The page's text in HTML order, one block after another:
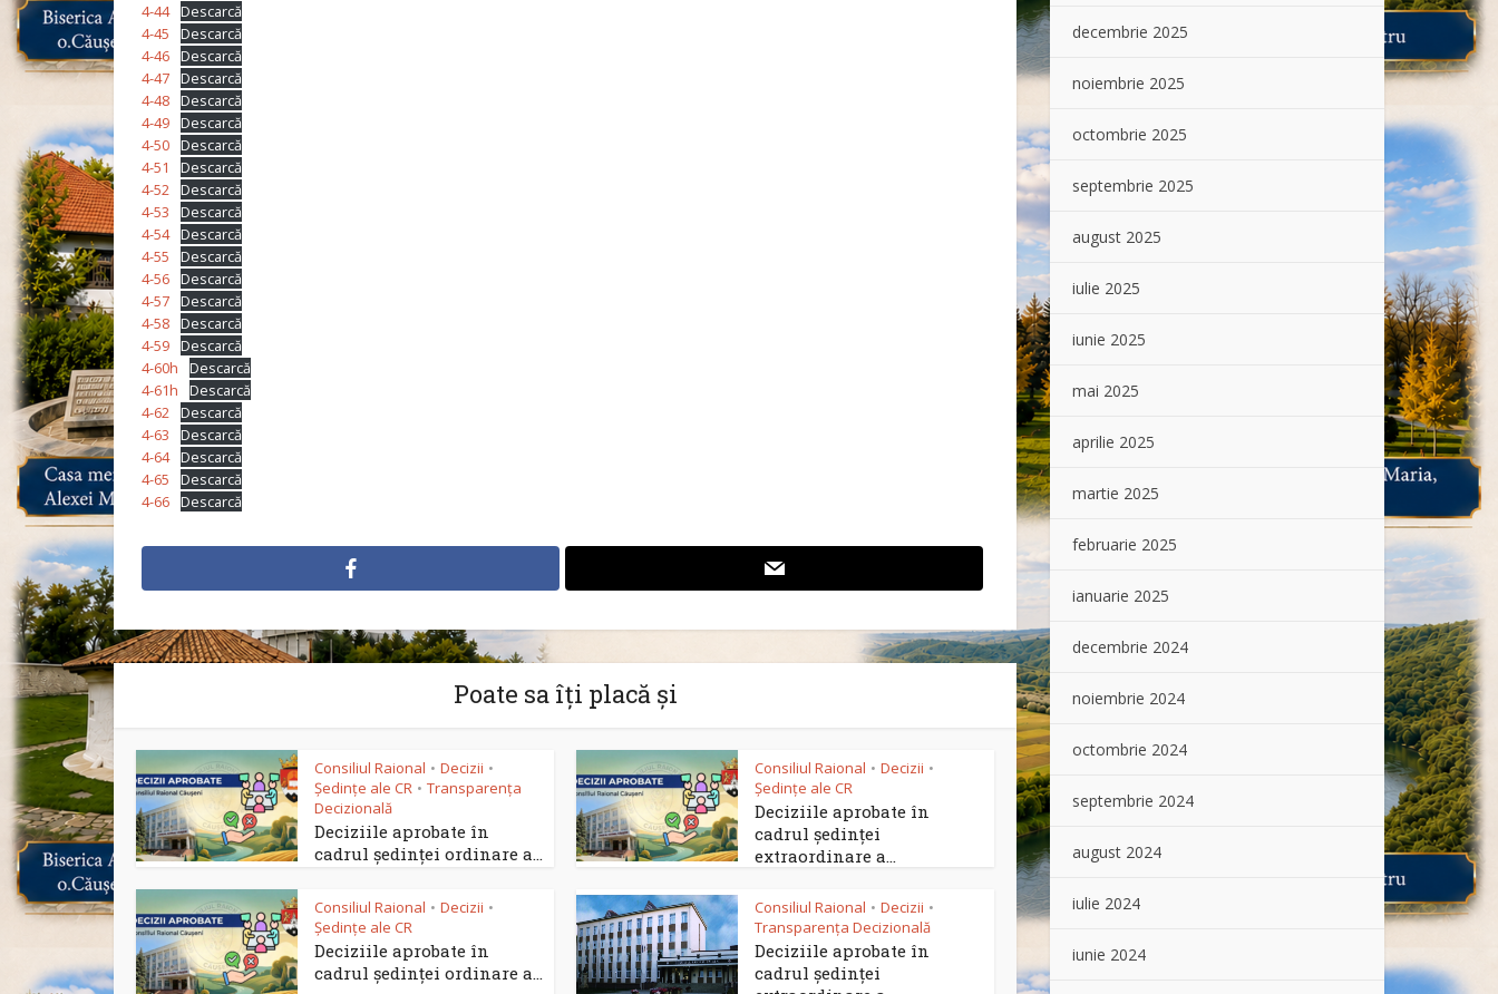
4-44 Descarcă
4-45
Descarcă
4-46 Descarcă
4-47 Descarcă
4-48 Descarcă
4-49 Descarcă
4-50 Descarcă
4-51
Descarcă
4-52 Descarcă
4-53
Descarcă
4-54 Descarcă
4-55
Descarcă
4-56 Descarcă
4-57 Descarcă
4-58 Descarcă
4-59 Descarcă
4-60h
Descarcă
4-61h
Descarcă
4-62 Descarcă
4-63
Descarcă
4-64 Descarcă
4-65
Descarcă
4-66 Descarcă
Poate sa îți placă și
Consiliul Raional • Decizii •
Ședințe ale CR • Transparența
Decizională
Deciziile aprobate în
cadrul ședinței ordinare a...
Consiliul Raional • Decizii •
Ședințe ale CR
Deciziile aprobate în
cadrul ședinței
extraordinare a...
Consiliul Raional • Decizii •
Ședințe ale CR
Deciziile aprobate în
cadrul ședinței ordinare a...
Consiliul Raional • Decizii •
Transparența Decizională
Deciziile aprobate în
cadrul ședinței
decembrie 2025
noiembrie 2025
octombrie 2025
septembrie 2025
august 2025
iulie 2025
iunie 2025
mai 2025
aprilie 2025
martie 2025
februarie 2025
ianuarie 2025
decembrie 2024
noiembrie 2024
octombrie 2024
septembrie 2024
august 2024
iulie 2024
iunie 2024